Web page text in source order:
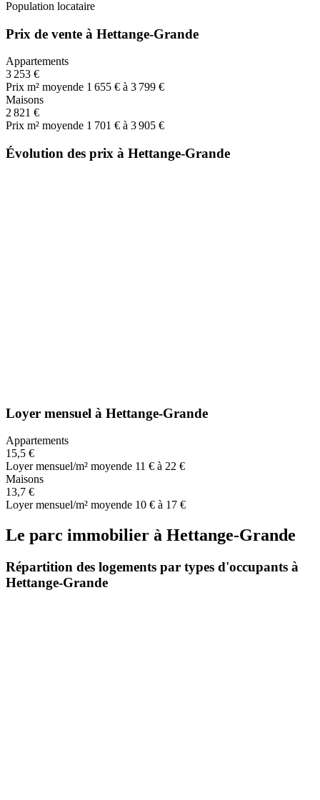
Population locataire
Prix de vente à Hettange-Grande
Appartements
3 253 €
Prix m² moyende 1 655 € à 3 799 €
Maisons
2 821 €
Prix m² moyende 1 701 € à 3 905 €
Évolution des prix à Hettange-Grande
Loyer mensuel à Hettange-Grande
Appartements
15,5 €
Loyer mensuel/m² moyende 11 € à 22 €
Maisons
13,7 €
Loyer mensuel/m² moyende 10 € à 17 €
Le parc immobilier à Hettange-Grande
Répartition des logements par types d'occupants à
Hettange-Grande